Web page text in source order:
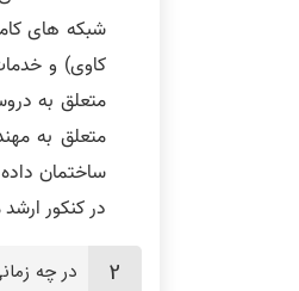
شبکه های
ساختمان
در کنکور
در چه